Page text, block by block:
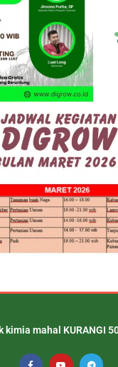
kimia mahal KURANGI